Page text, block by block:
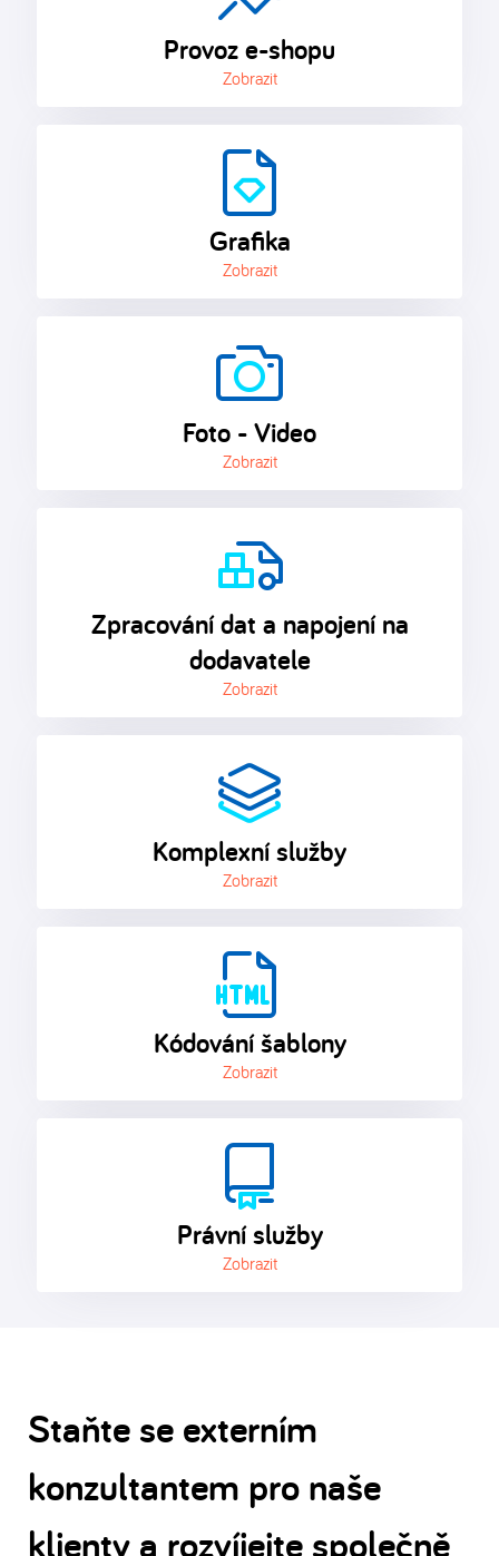
Provoz e-shopu
Zobrazit
Grafika
Zobrazit
Foto - Video
Zobrazit
Zpracování dat a napojení na
dodavatele
Zobrazit
Komplexní služby
Zobrazit
Kódování šablony
Zobrazit
Právní služby
Zobrazit
Staňte se externím
konzultantem pro naše
klienty a rozvíjejte společně